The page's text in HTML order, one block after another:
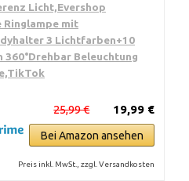
Licht,Evershop
Ringlampe mit
3 Lichtfarben+10
360°Drehbar Beleuchtung
19,99 €
25,99 €
Bei Amazon ansehen
Preis inkl. MwSt., zzgl. Versandkosten